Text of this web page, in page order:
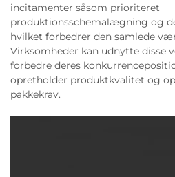
incitamenter såsom prioriteret
produktionsschemalægning og
hvilket forbedrer den samlede
Virksomheder kan udnytte disse
forbedre deres
opretholder produktkvalitet og
pakkekrav.